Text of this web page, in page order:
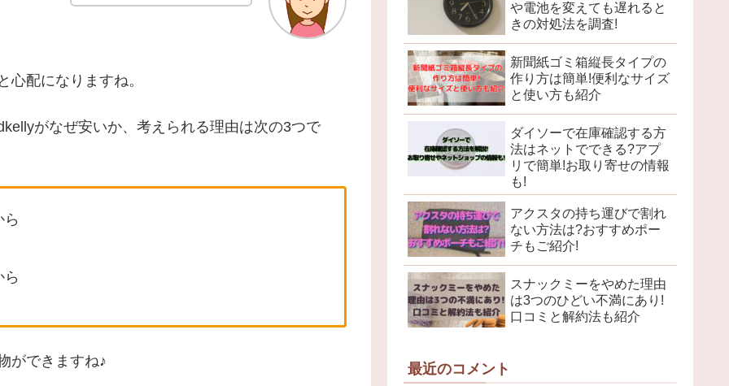
配になりますね。
がなぜ安いか、考えられる理由は次の3つで
ができますね♪
や電池を変えても遅れると
きの対処法を調査!
新聞紙ゴミ箱縦長タイプの
作り方は簡単!便利なサイズ
と使い方も紹介
ダイソーで在庫確認する方
法はネットでできる?アプ
リで簡単!お取り寄せの情報
も!
アクスタの持ち運びで割れ
ない方法は?おすすめポー
チもご紹介!
スナックミーをやめた理由
は3つのひどい不満にあり!
口コミと解約法も紹介
最近のコメント